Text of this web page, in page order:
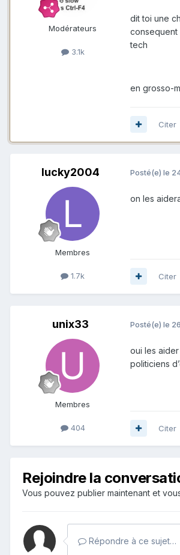
Modérateurs
3.1k
dit toi une
consequent
tech
en grosso-
Citer
lucky2004
Membres
1.7k
Posté(e) le
on les
Citer
unix33
Membres
404
Posté(e) le
oui les
politiciens
Citer
Rejoindre la
Vous pouvez publier maintenant et
Répondre à ce sujet…